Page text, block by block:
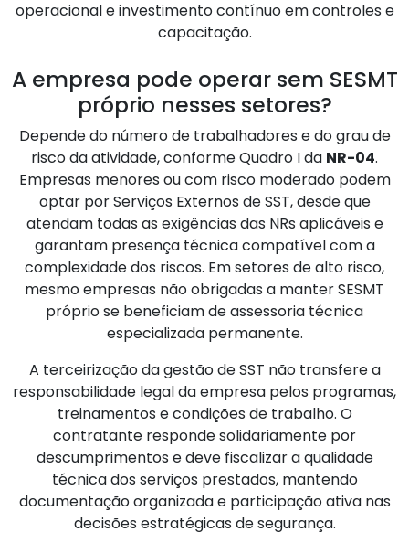
operacional e investimento contínuo em controles e
capacitação.
A empresa pode operar sem SESMT
próprio nesses setores?
Depende do número de trabalhadores e do grau de
risco da atividade, conforme Quadro I da NR-04.
Empresas menores ou com risco moderado podem
optar por Serviços Externos de SST, desde que
atendam todas as exigências das NRs aplicáveis e
garantam presença técnica compatível com a
complexidade dos riscos. Em setores de alto risco,
mesmo empresas não obrigadas a manter SESMT
próprio se beneficiam de assessoria técnica
especializada permanente.
A terceirização da gestão de SST não transfere a
responsabilidade legal da empresa pelos programas,
treinamentos e condições de trabalho. O
contratante responde solidariamente por
descumprimentos e deve fiscalizar a qualidade
técnica dos serviços prestados, mantendo
documentação organizada e participação ativa nas
decisões estratégicas de segurança.